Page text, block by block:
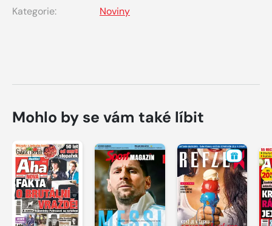
Kategorie:
Noviny
Mohlo by se vám také líbit